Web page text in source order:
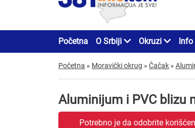
Početna O Srbiji Okruzi Info
Početna » Moravički okrug » Čačak »
Aluminijum i PVC blizu
Potrebno je da odobrite